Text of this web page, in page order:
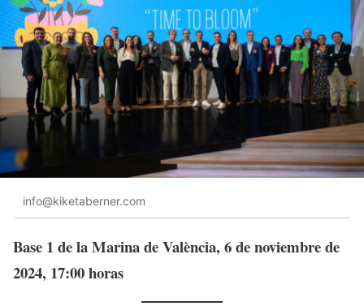
info@kiketaberner.com
Base 1 de la Marina de València, 6 de noviembre de
2024, 17:00 horas